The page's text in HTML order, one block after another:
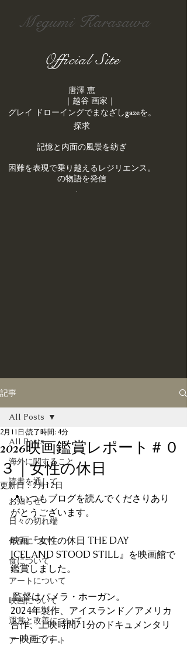
Megumi Karasawa
Official Site
唐澤 恵
｜越谷 画家｜
。​グレイ ドローイングでまなざし
gazeを
探求
記憶と内面の風景を紡ぎ
。困難を表現で乗り越えるレジリエンス
の物語を発信
.
記事
All Posts
海外に関すること
読書を通して
お知らせ
日々の切れ端
作品について
食について
アートについて
映画について
運営と改善について
アトリエノート
All Posts
2026映画鑑賞レポート＃０
３｜女性の休日
2月11日 読了時間: 4分
更新日：2月12日
📍いつもブログを読んでくださりあり
がとうございます。
映画『女性の休日 THE DAY
ICELAND STOOD STILL』を映画館で
鑑賞しました。
監督はパメラ・ホーガン。
2024年製作、アイスランド／アメリカ
合作、上映時間71分のドキュメンタリ
ー映画です。